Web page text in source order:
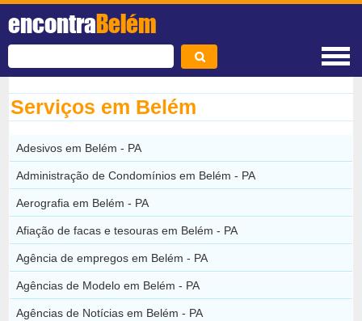
encontraBelém
Serviços em Belém
Adesivos em Belém - PA
Administração de Condomínios em Belém - PA
Aerografia em Belém - PA
Afiação de facas e tesouras em Belém - PA
Agência de empregos em Belém - PA
Agências de Modelo em Belém - PA
Agências de Notícias em Belém - PA